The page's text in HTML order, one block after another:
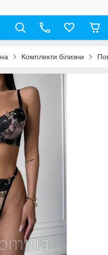
Комплекти білизни